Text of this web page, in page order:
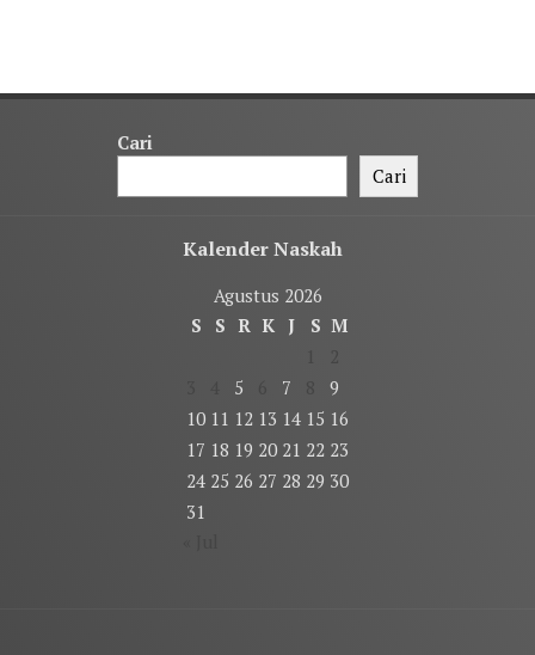
Cari
Cari
Kalender Naskah
Agustus 2026
S
S R K J S M
5 7
9
10 11 12 13 14 15 16
17 18 19 20 21 22 23
24 25 26 27 28 29 30
31